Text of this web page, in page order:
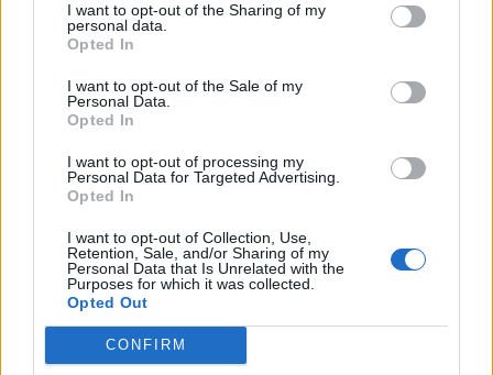
I want to opt-out of the Sharing of my
personal data.
Opted In
I want to opt-out of the Sale of my
Personal Data.
Opted In
I want to opt-out of processing my
Personal Data for Targeted Advertising.
Opted In
I want to opt-out of Collection, Use,
Retention, Sale, and/or Sharing of my
Personal Data that Is Unrelated with the
Purposes for which it was collected.
Opted Out
CONFIRM
clase trabajadora es solidaridad"
(Harry
Bridges)
"La solidaridad no es un acto de caridad, sino
una ayuda mutua entre fuerzas que luchan por
el mismo objetivo"
"La solidaridad no es un sentimiento superficial,
es la determinación firme y perseverante de
empeñarse por el bien común, es decir, el bien
de todos y cada uno para que todos seamos
realmente responsables de todos"
II)
"La caridad es humillante porque se ejerce